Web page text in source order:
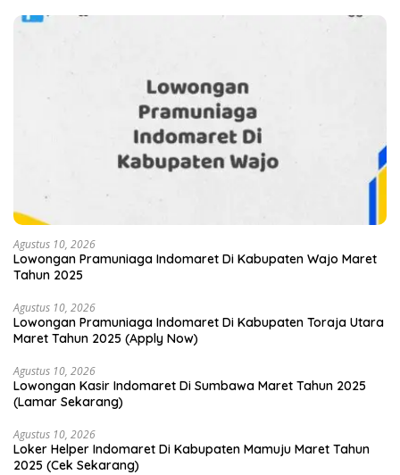
Agustus 10, 2026
Lowongan Pramuniaga Indomaret Di Kabupaten Wajo Maret
Tahun 2025
Agustus 10, 2026
Lowongan Pramuniaga Indomaret Di Kabupaten Toraja Utara
Maret Tahun 2025 (Apply Now)
Agustus 10, 2026
Lowongan Kasir Indomaret Di Sumbawa Maret Tahun 2025
(Lamar Sekarang)
Agustus 10, 2026
Loker Helper Indomaret Di Kabupaten Mamuju Maret Tahun
2025 (Cek Sekarang)